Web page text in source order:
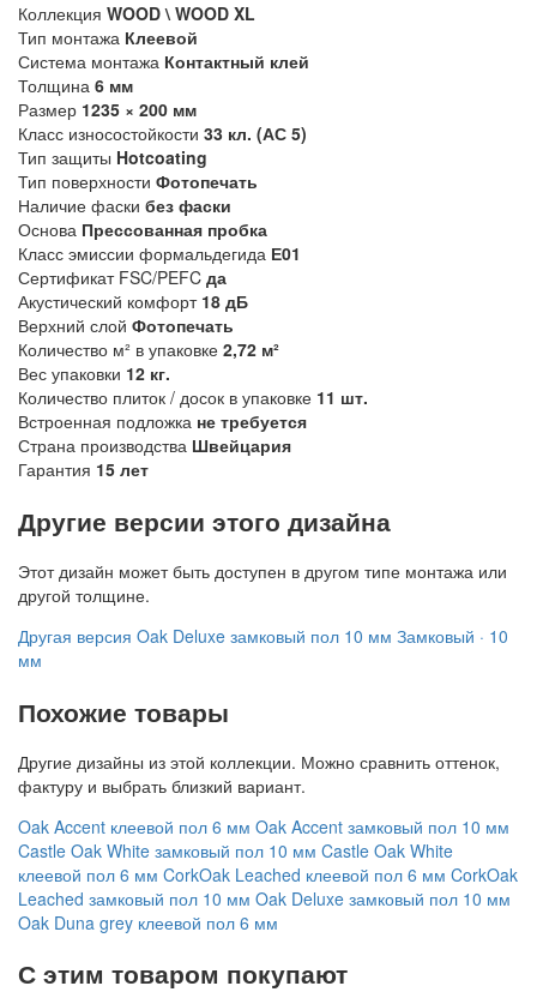
Коллекция WOOD \ WOOD XL
Тип монтажа Клеевой
Система монтажа Контактный клей
Толщина 6 мм
Размер 1235 × 200 мм
Класс износостойкости 33 кл. (АС 5)
Тип защиты Hotcoating
Тип поверхности Фотопечать
Наличие фаски без фаски
Основа Прессованная пробка
Класс эмиссии формальдегида Е01
Сертификат FSC/PEFC да
Акустический комфорт 18 дБ
Верхний слой Фотопечать
Количество м² в упаковке 2,72 м²
Вес упаковки 12 кг.
Количество плиток / досок в упаковке 11 шт.
Встроенная подложка не требуется
Страна производства Швейцария
Гарантия 15 лет
Другие версии этого дизайна
Этот дизайн может быть доступен в другом типе монтажа или
другой толщине.
Другая версия Oak Deluxe замковый пол 10 мм Замковый · 10
мм
Похожие товары
Другие дизайны из этой коллекции. Можно сравнить оттенок,
фактуру и выбрать близкий вариант.
Oak Accent клеевой пол 6 мм Oak Accent замковый пол 10 мм
Castle Oak White замковый пол 10 мм Castle Oak White
клеевой пол 6 мм CorkOak Leached клеевой пол 6 мм CorkOak
Leached замковый пол 10 мм Oak Deluxe замковый пол 10 мм
Oak Duna grey клеевой пол 6 мм
С этим товаром покупают